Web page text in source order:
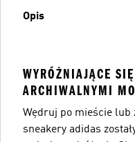
Opis
WYRÓŻNIAJĄCE
ARCHIWALNYMI
Wędruj po mieście lub
sneakery adidas